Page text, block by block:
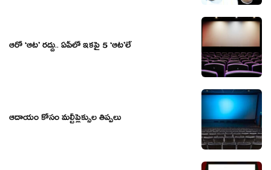
ఆరో ‘ఆట’ రద్దు.. ఏపీలో ఇకపై 5 ‘ఆట’లే
ఆదాయం కోసం మల్టీప్లెక్సుల తిప్పలు